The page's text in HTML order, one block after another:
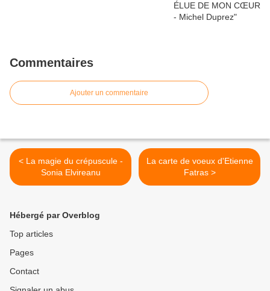
Commentaires
Ajouter un commentaire
< La magie du crépuscule -
Sonia Elvireanu
La carte de voeux d'Etienne
Fatras >
Hébergé par Overblog
Top articles
Pages
Contact